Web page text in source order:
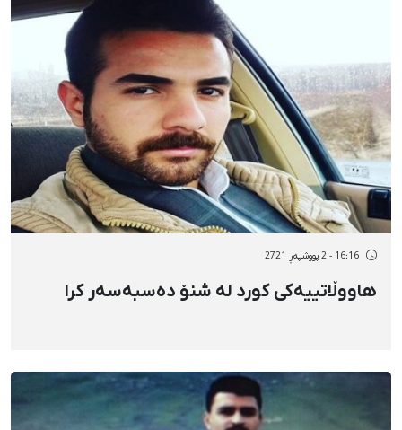
16:16 - 2 پووشپەڕ 2721
هاووڵاتییەکی کورد لە شنۆ دەسبەسەر کرا